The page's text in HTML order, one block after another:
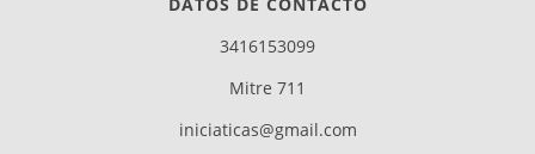
3416153099
Mitre 711
iniciaticas@gmail.com